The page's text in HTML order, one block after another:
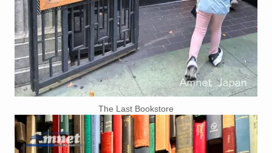
The Last Bookstore